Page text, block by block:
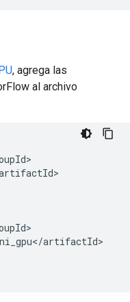
, agrega las
al archivo